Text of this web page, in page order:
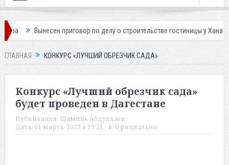
Вынесен приговор по делу о строительстве гостиницы у Ханагского
ГЛАВНАЯ КОНКУРС «ЛУЧШИЙ ОБРЕЗЧИК САДА»
Конкурс «Лучший обрезчик сада»
будет проведен в Дагестане
Публикация: Шамиль Абдуллаев
Дата: 01 марта, 2023 в 19:21 в: Официально